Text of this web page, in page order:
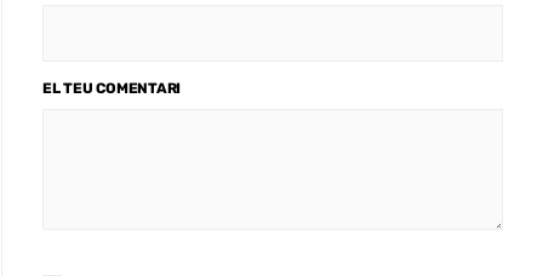
EL TEU COMENTARI